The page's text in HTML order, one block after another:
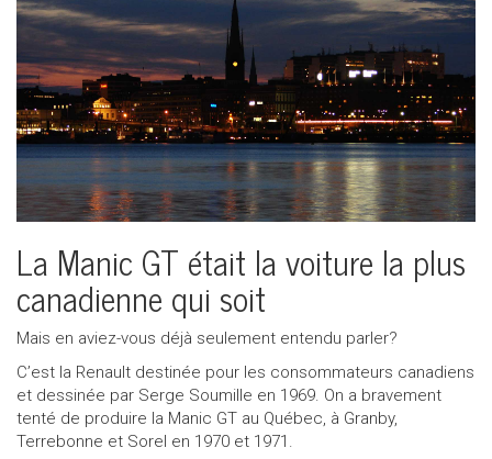
La Manic GT était la voiture la plus
canadienne qui soit
Mais en aviez-vous déjà seulement entendu parler?
C’est la Renault destinée pour les consommateurs canadiens
et dessinée par Serge Soumille en 1969. On a bravement
tenté de produire la Manic GT au Québec, à Granby,
Terrebonne et Sorel en 1970 et 1971.